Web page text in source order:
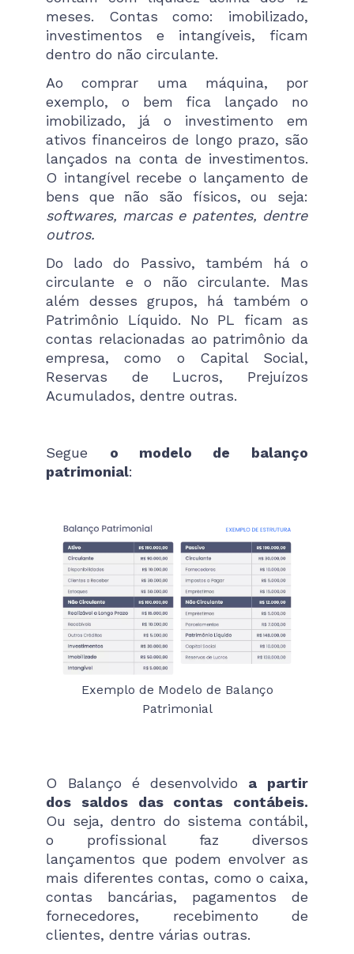
meses. Contas como: imobilizado,
investimentos e intangíveis, ficam
dentro do não circulante.
Ao comprar uma máquina, por
exemplo, o bem fica lançado no
imobilizado, já o investimento em
ativos financeiros de longo prazo, são
lançados na conta de investimentos.
O intangível recebe o lançamento de
bens que não são físicos, ou seja:
softwares, marcas e patentes, dentre
outros.
Do lado do Passivo, também há o
circulante e o não circulante. Mas
além desses grupos, há também o
Patrimônio Líquido. No PL ficam as
contas relacionadas ao patrimônio da
empresa, como o Capital Social,
Reservas de Lucros, Prejuízos
Acumulados, dentre outras.
Segue o modelo de balanço
patrimonial:
Exemplo de Modelo de Balanço
Patrimonial
O Balanço é desenvolvido a partir
dos saldos das contas contábeis.
Ou seja, dentro do sistema contábil,
o profissional faz diversos
lançamentos que podem envolver as
mais diferentes contas, como o caixa,
contas bancárias, pagamentos de
fornecedores, recebimento de
clientes, dentre várias outras.